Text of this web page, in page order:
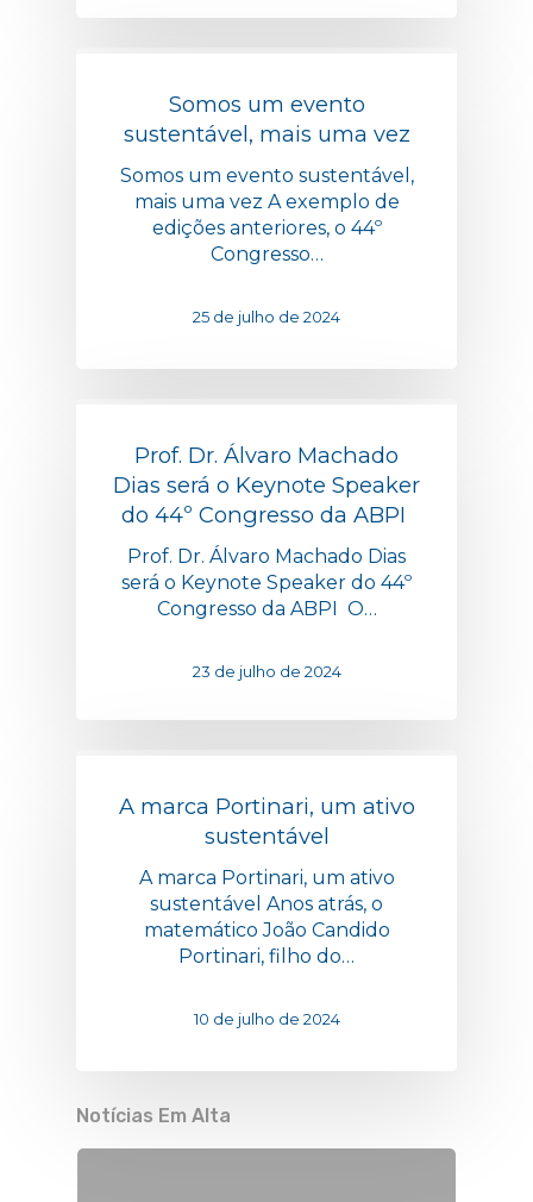
Somos um evento
sustentável, mais uma vez
Somos um evento sustentável,
mais uma vez A exemplo de
edições anteriores, o 44º
Congresso…
25 de julho de 2024
Prof. Dr. Álvaro Machado
Dias será o Keynote Speaker
do 44º Congresso da ABPI
Prof. Dr. Álvaro Machado Dias
será o Keynote Speaker do 44º
Congresso da ABPI O…
23 de julho de 2024
A marca Portinari, um ativo
sustentável
A marca Portinari, um ativo
sustentável Anos atrás, o
matemático João Candido
Portinari, filho do…
10 de julho de 2024
Notícias Em Alta